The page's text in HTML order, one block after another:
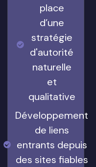
place
d’une
stratégie
d'autorité
naturelle
et
qualitative
Développement
de liens
entrants depuis
des sites fiables